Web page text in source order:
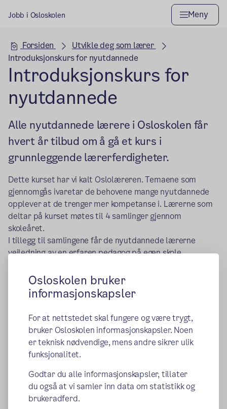
Osloskolen bruker
informasjonskapsler
For at nettstedet skal fungere og være trygt,
bruker Osloskolen informasjonskapsler. Noen
er teknisk nødvendige, mens andre sikrer ulik
funksjonalitet.
Godtar du alle informasjonskapsler, tillater
du også at vi samler inn data om statistikk og
brukeradferd.
Jobb i Osloskolen Meny
Hovedseksjon
Forsiden
Utvikle deg som lærer
Introduksjonskurs for nyutdannede
Introduksjonskurs for
nyutdannede
Alle nyutdannede lærere i Osloskolen får
hvert år tilbud om å gå et kurs i
grunnleggende lærerferdigheter.
Dette kurset har vi kalt Oslolæreren. Temaene som
gjennomgås ivaretar de behovene mange nyutdannede
opplever at de trenger mer kompetanse i. Lærerne som
deltar på kurset møtes til 4 samlinger gjennom
skoleåret.
I tillegg til samlingene får de nyutdannede lærerne
veiledning av en erfaren pedagog på egen skole.
Læreren som leder
Elevvurdering som fremmer læring
Arbeid med grunnleggende ferdigheter i fagene
Skole-hjem-samarbeid
Utvikling av trygt læringsmiljø
Publisert:10.06.2025